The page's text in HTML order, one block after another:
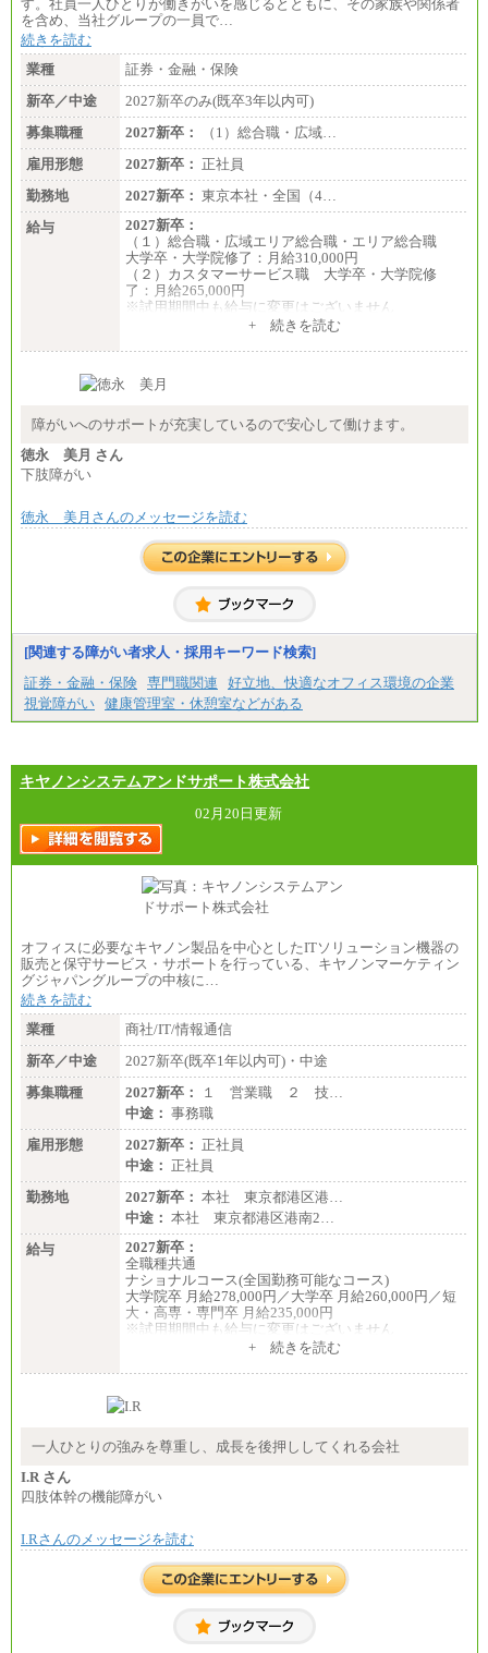
す。社員一人ひとりが働きがいを感じるとともに、その家族や関係者
を含め、当社グループの一員で…
続きを読む
業種
証券・金融・保険
新卒／中途
2027新卒のみ(既卒3年以内可)
募集職種
2027新卒：
（1）総合職・広域…
雇用形態
2027新卒： 正社員
勤務地
2027新卒： 東京本社・全国（4…
給与
2027新卒：
（１）総合職・広域エリア総合職・エリア総合職
大学卒・大学院修了：月給310,000円
（２）カスタマーサービス職 大学卒・大学院修
了：月給265,000円
※試用期間中も給与に変更はございません
+ 続きを読む
障がいへのサポートが充実しているので安心して働けます。
徳永 美月 さん
下肢障がい
徳永 美月さんのメッセージを読む
[関連する障がい者求人・採用キーワード検索]
証券・金融・保険 専門職関連
好立地、快適なオフィス環境の企業
視覚障がい 健康管理室・休憩室などがある
キヤノンシステムアンドサポート株式会社
02月20日更新
オフィスに必要なキヤノン製品を中心としたITソリューション機器の
販売と保守サービス・サポートを行っている、キヤノンマーケティン
グジャパングループの中核に…
続きを読む
業種
商社/IT/情報通信
新卒／中途
2027新卒(既卒1年以内可)・中途
募集職種
2027新卒：
１ 営業職 ２ 技…
中途： 事務職
雇用形態
2027新卒： 正社員
中途： 正社員
勤務地
2027新卒： 本社 東京都港区港…
中途： 本社 東京都港区港南2…
給与
2027新卒：
全職種共通
ナショナルコース(全国勤務可能なコース)
大学院卒 月給278,000円／大学卒 月給260,000円／短
大・高専・専門卒 月給235,000円
※試用期間中も給与に変更はございません
大学院卒 月給264,000円／大学卒 月給250,000円／短
※試用期間中も給与に変更はございません
月給：250,000円～400,000円
+ 続きを読む
一人ひとりの強みを尊重し、成長を後押ししてくれる会社
I.R さん
四肢体幹の機能障がい
I.Rさんのメッセージを読む